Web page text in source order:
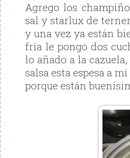
Agrego los
sal y starlux de
y una vez ya están
fría le pongo dos
lo añado a la
salsa esta espesa a
porque están